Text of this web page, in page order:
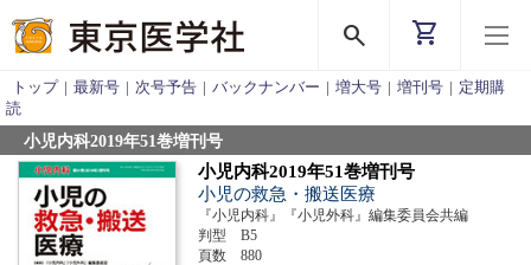
search shopping_cart
トップ | 最新号 | 次号予告 | バックナンバー | 増大号 | 増刊号 | 定期購
読
小児内科2019年51巻増刊号
小児内科2019年51巻増刊号
小児の救急・搬送医療
『小児内科』『小児外科』編集委員会共編
判型 B5
頁数 880